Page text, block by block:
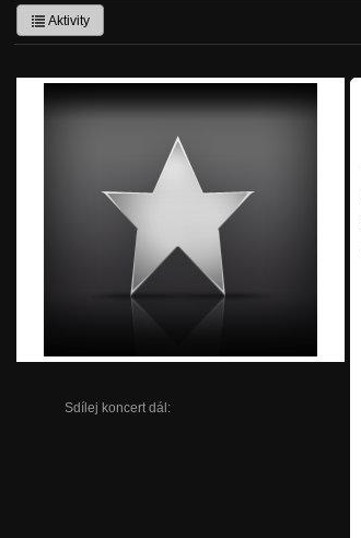
Aktivity
Sdílej koncert dál: